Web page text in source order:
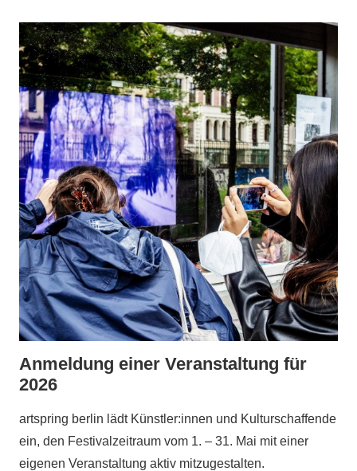
Anmeldung einer Veranstaltung für
2026
artspring berlin lädt Künstler:innen und Kulturschaffende
ein, den Festivalzeitraum vom 1. – 31. Mai mit einer
eigenen Veranstaltung aktiv mitzugestalten.